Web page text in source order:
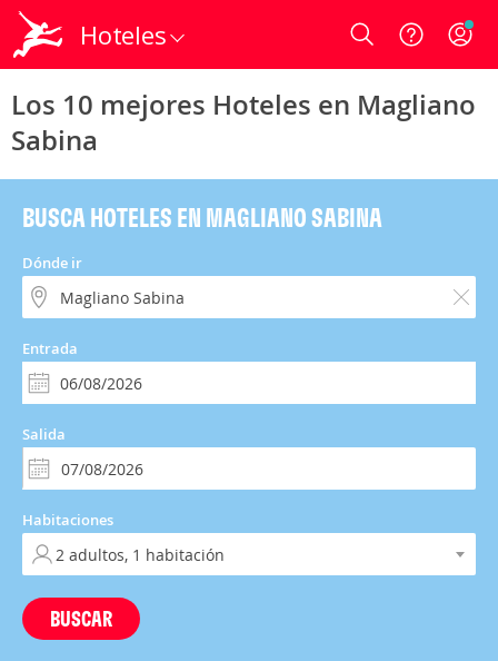
Hoteles Login
Los 10 mejores Hoteles en Magliano
Sabina
BUSCA HOTELES EN MAGLIANO SABINA
Dónde ir
Entrada
Salida
Habitaciones
BUSCAR